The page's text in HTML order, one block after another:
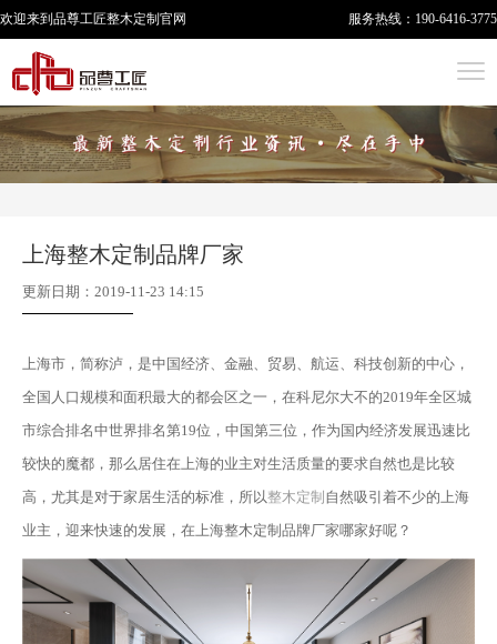
欢迎来到品尊工匠整木定制 官网 服务热线： 190-6416-3775
上海整木定制品牌厂家
更新日期：2019-11-23 14:15
上海市，简称泸，是中国经济、金融、贸易、航运、科技创新的中心，
全国人口规模和面积最大的都会区之一，在科尼尔大不的2019年全区城
市综合排名中世界排名第19位，中国第三位，作为国内经济发展迅速比
较快的魔都，那么居住在上海的业主对生活质量的要求自然也是比较
高，尤其是对于家居生活的标准，所以整木定制 自然吸引着不少的上海
业主，迎来快速的发展，在上海整木定制品牌厂家哪家好呢？